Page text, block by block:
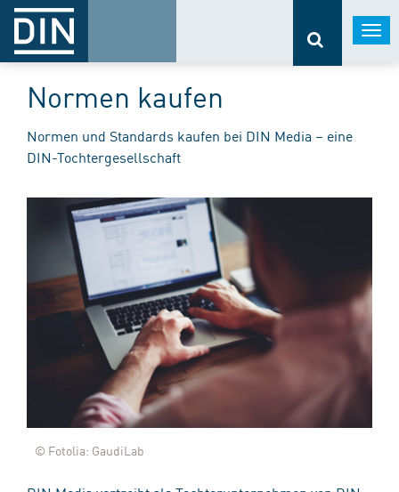
Normen kaufen
Normen und Standards kaufen bei DIN Media – eine
DIN-Tochtergesellschaft
© Fotolia: GaudiLab